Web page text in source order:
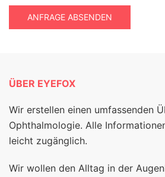
ANFRAGE ABSENDEN
ÜBER EYEFOX
Wir erstellen einen umfassenden
Ophthalmologie. Alle
leicht zugänglich.
Wir wollen den Alltag in der